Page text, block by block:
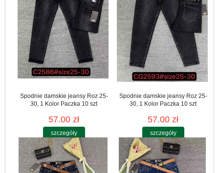
Spodnie damskie jeansy Roz 25-
30, 1 Kolor Paczka 10 szt
57.00 zł
szczegóły
Spodnie damskie jeansy Roz 25-
30, 1 Kolor Paczka 10 szt
57.00 zł
szczegóły